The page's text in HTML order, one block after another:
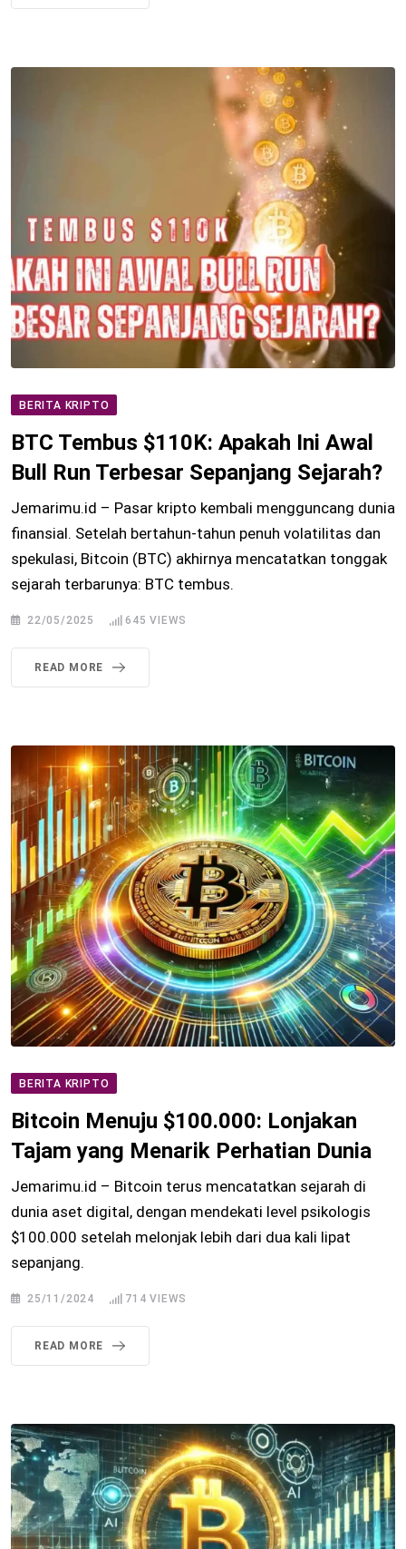
BERITA KRIPTO
BTC Tembus $110K: Apakah Ini Awal
Bull Run Terbesar Sepanjang Sejarah?
Jemarimu.id – Pasar kripto kembali mengguncang dunia
finansial. Setelah bertahun-tahun penuh volatilitas dan
spekulasi, Bitcoin (BTC) akhirnya mencatatkan tonggak
sejarah terbarunya: BTC tembus.
22/05/2025 645 VIEWS
READ MORE
BERITA KRIPTO
Bitcoin Menuju $100.000: Lonjakan
Tajam yang Menarik Perhatian Dunia
Jemarimu.id – Bitcoin terus mencatatkan sejarah di
dunia aset digital, dengan mendekati level psikologis
$100.000 setelah melonjak lebih dari dua kali lipat
sepanjang.
25/11/2024 714 VIEWS
READ MORE